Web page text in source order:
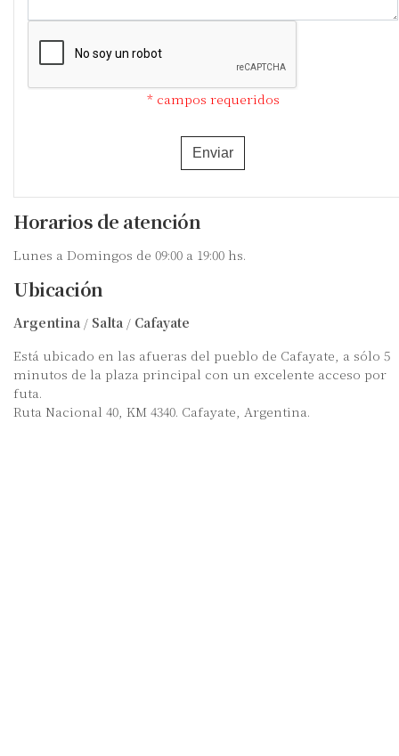
* campos requeridos
Enviar
Horarios de atención
Lunes a Domingos de 09:00 a 19:00 hs.
Ubicación
Argentina / Salta / Cafayate
Está ubicado en las afueras del pueblo de Cafayate, a sólo 5
minutos de la plaza principal con un excelente acceso por
futa.
Ruta Nacional 40, KM 4340. Cafayate, Argentina.